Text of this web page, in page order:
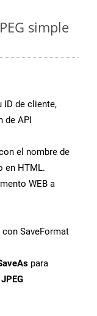
simple
ID de cliente,
de API
el nombre de
en HTML.
WEB a
SaveFormat
para
JPEG